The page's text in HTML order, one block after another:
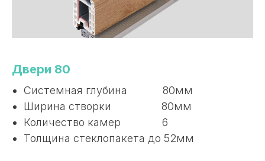
Двери 80
Системная глубина 80мм
Ширина створки 80мм
Количество камер 6
Толщина стеклопакета до 52мм